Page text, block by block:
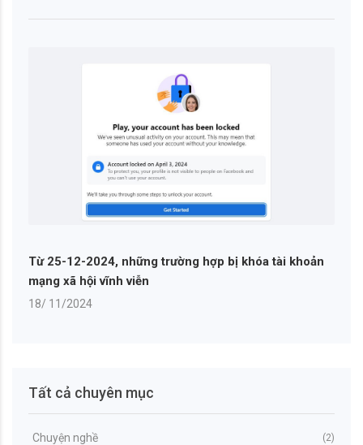
Từ 25-12-2024, những trường hợp bị khóa tài khoản
mạng xã hội vĩnh viễn
18/ 11/2024
Tất cả chuyên mục
Chuyện nghề (2)